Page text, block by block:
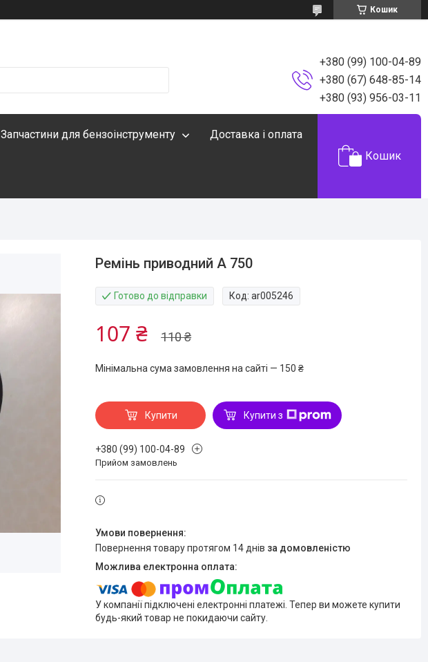
Кошик
+380 (99) 100-04-89
+380 (67) 648-85-14
+380 (93) 956-03-11
Запчастини для бензоінструменту Доставка і оплата
Кошик
Ремінь приводний А 750
Готово до відправки Код:ar005246
110 ₴
107 ₴
Мінімальна сума замовлення на сайті — 150 ₴
Купити Купити з
+380 (99) 100-04-89
Прийом замовлень
повернення товару протягом 14 днів за домовленістю
У компанії підключені електронні платежі. Тепер ви можете купити
будь-який товар не покидаючи сайту.